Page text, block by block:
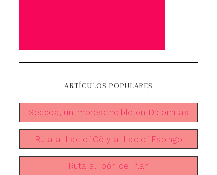
ARTÍCULOS POPULARES
Seceda, un imprescindible en Dolomitas
Ruta al Lac d´Oô y al Lac d´Espingo
Ruta al Ibón de Plan